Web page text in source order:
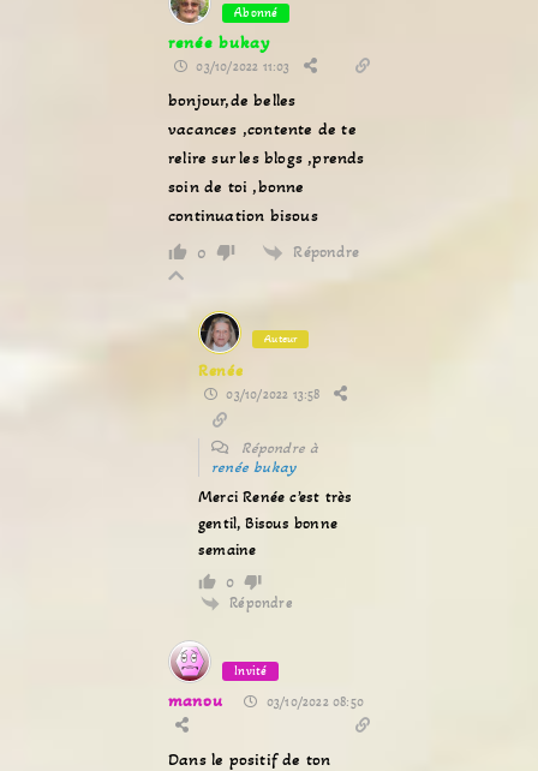
Abonné
renée bukay
03/10/2022 11:03
bonjour,de belles
vacances ,contente de te
relire sur les blogs ,prends
soin de toi ,bonne
continuation bisous
0 Répondre
Auteur
Renée
03/10/2022 13:58
Répondre à
renée bukay
Merci Renée c’est très
gentil, Bisous bonne
semaine
0
Répondre
Invité
manou 03/10/2022 08:50
Dans le positif de ton